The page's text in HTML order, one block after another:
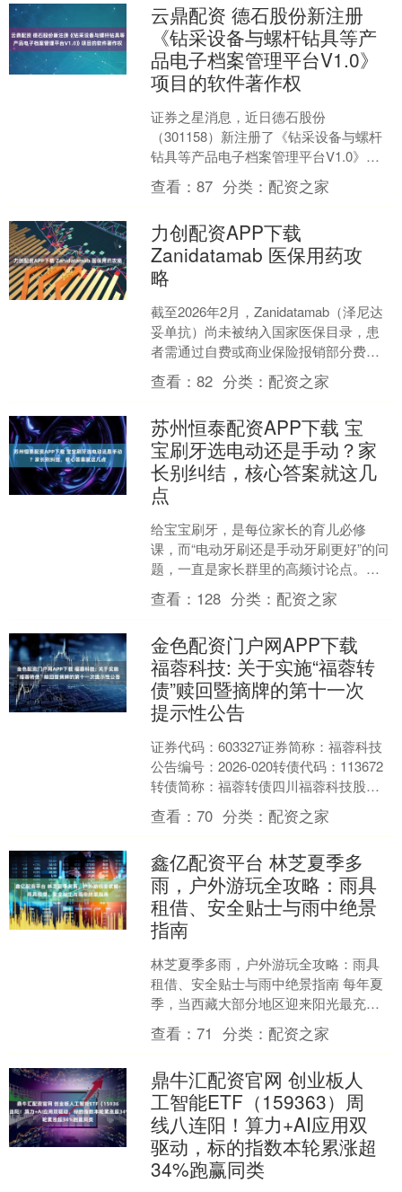
云鼎配资 德石股份新注册
《钻采设备与螺杆钻具等产
品电子档案管理平台V1.0》
项目的软件著作权
证券之星消息，近日德石股份
（301158）新注册了《钻采设备与螺杆
钻具等产品电子档案管理平台V1.0》项
目的软件著作权。今年以来德石股份新
注册软件著作权2个。结....
查看：87 分类：配资之家
力创配资APP下载
Zanidatamab 医保用药攻
略
截至2026年2月，Zanidatamab（泽尼达
妥单抗）尚未被纳入国家医保目录，患
者需通过自费或商业保险报销部分费
用。以下为具体说明与用药建议： 一、
Zani....
查看：82 分类：配资之家
苏州恒泰配资APP下载 宝
宝刷牙选电动还是手动？家
长别纠结，核心答案就这几
点
给宝宝刷牙，是每位家长的育儿必修
课，而“电动牙刷还是手动牙刷更好”的问
题，一直是家长群里的高频讨论点。其
实没有绝对的好坏，只有适合宝宝的选
择，选对工具+用对方法....
查看： 128 分类：配资之家
金色配资门户网APP下载
福蓉科技: 关于实施“福蓉转
债”赎回暨摘牌的第十一次
提示性公告
证券代码：603327证券简称：福蓉科技
公告编号：2026-020转债代码：113672
转债简称：福蓉转债四川福蓉科技股份
公司关于实施“福蓉转债”赎回暨摘牌的
第....
查看：70 分类：配资之家
鑫亿配资平台 林芝夏季多
雨，户外游玩全攻略：雨具
租借、安全贴士与雨中绝景
指南
林芝夏季多雨，户外游玩全攻略：雨具
租借、安全贴士与雨中绝景指南 每年夏
季，当西藏大部分地区迎来阳光最充沛
的季节时，被誉为“西藏江南”的林芝却进
入了它最富诗意的雨....
查看：71 分类：配资之家
鼎牛汇配资官网 创业板人
工智能ETF（159363）周
线八连阳！算力+AI应用双
驱动，标的指数本轮累涨超
34%跑赢同类